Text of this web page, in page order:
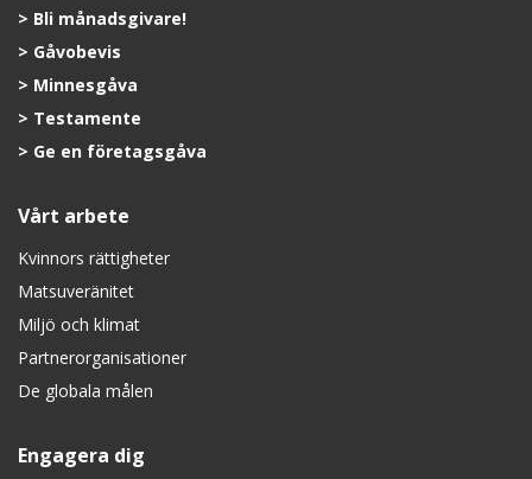
Bli månadsgivare!
Gåvobevis
Minnesgåva
Testamente
Ge en företagsgåva
Vårt arbete
Kvinnors rättigheter
Matsuveränitet
Miljö och klimat
Partnerorganisationer
De globala målen
Engagera dig